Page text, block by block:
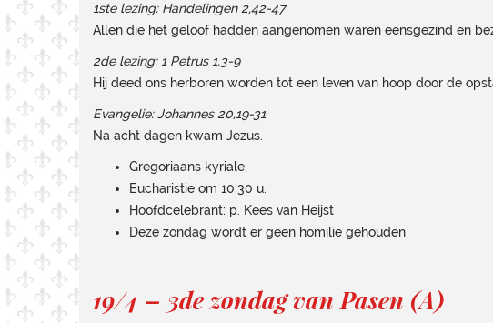
1ste lezing: Handelingen 2,42-47
Allen die het geloof hadden aangenomen waren eensgezind en
2de lezing: 1 Petrus 1,3-9
Hij deed ons herboren worden tot een leven van hoop door de
Evangelie: Johannes 20,19-31
Na acht dagen kwam Jezus.
Gregoriaans kyriale.
Eucharistie om 10.30 u.
Hoofdcelebrant: p. Kees van Heijst
Deze zondag wordt er geen homilie gehouden
19/4 – 3de zondag van Pasen (A)